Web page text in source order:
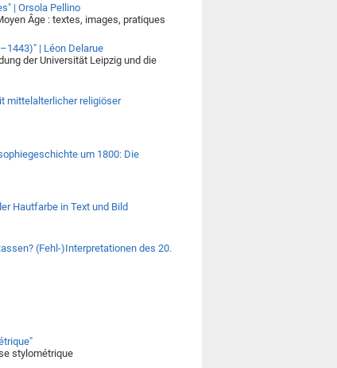
| Orsola Pellino
Âge : textes, images, pratiques
| Léon Delarue
der Universität Leipzig und die
mittelalterlicher religiöser
um 1800: Die
Hautfarbe in Text und Bild
(Fehl-)Interpretationen des 20.
stylométrique